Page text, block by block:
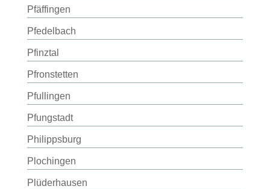
Pfäffingen
Pfedelbach
Pfinztal
Pfronstetten
Pfullingen
Pfungstadt
Philippsburg
Plochingen
Plüderhausen